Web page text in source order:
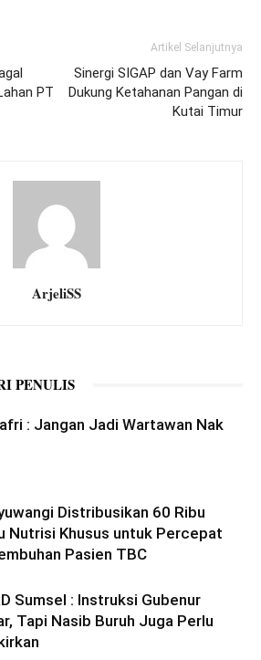
PT
Artikel Selanjutnya
Sinergi SIGAP dan Vay Farm
Dukung Ketahanan Pangan di
Kutai Timur
ArjeliSS
PENULIS
: Jangan Jadi Wartawan Nak
Distribusikan 60 Ribu
Nutrisi Khusus untuk Percepat
Pasien TBC
Sumsel : Instruksi Gubenur
Tapi Nasib Buruh Juga Perlu